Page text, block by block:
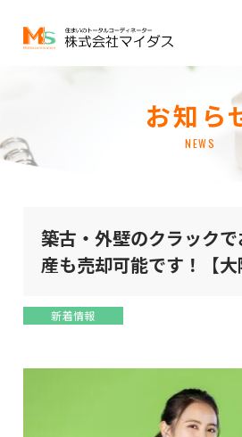
お知ら
NEWS
築古・外壁のクラック
産も売却可能です！【大
新着情報